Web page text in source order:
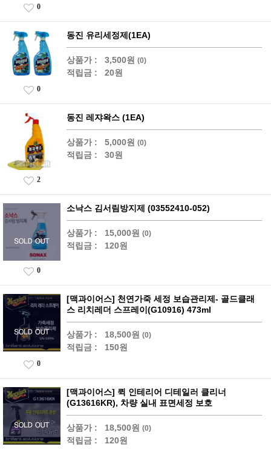
0
동진 유리세정제(1EA)
상품가 : 3,500원 (0)
적립금 : 20원
0
동진 레쟈왁스 (1EA)
상품가 : 5,000원 (0)
적립금 : 30원
2
소낙스 김서림방지제 (03552410-052)
상품가 : 15,000원 (0)
적립금 : 120원
0
[맥과이어스] 천연가죽 세정 보습관리제- 골드클래
스 리치레더 스프레이(G10916) 473ml
상품가 : 18,500원 (0)
적립금 : 150원
0
[맥과이어스] 퀵 인테리어 디테일러 클리너
(G13616KR), 차량 실내 표면세정 보호
상품가 : 18,500원 (0)
적립금 : 120원